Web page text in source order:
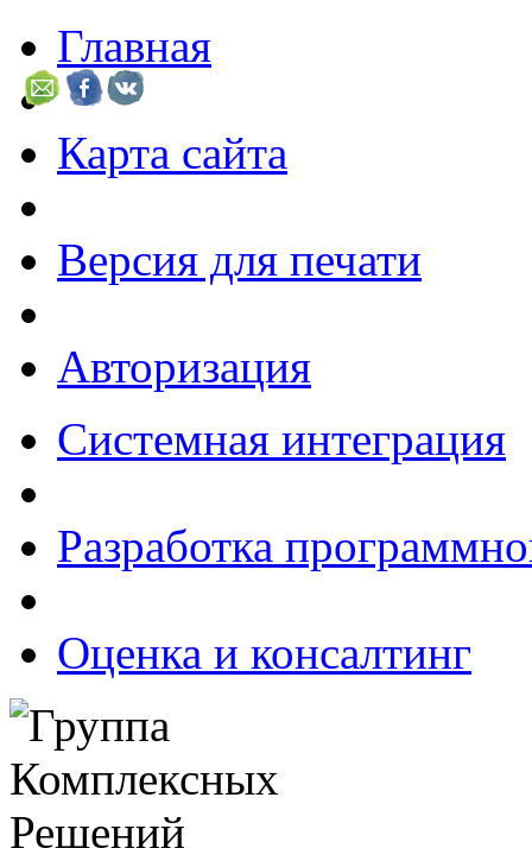
Главная
Карта сайта
Версия для печати
Авторизация
Системная интеграция
Разработка
Оценка и консалтинг